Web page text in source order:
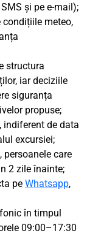
și pe e-mail);
meteo,
structura
iar deciziile
siguranța
propuse;
indiferent de data
excursiei;
care
2 zile înainte;
pe Whatsapp,
în timpul
09:00–17:30